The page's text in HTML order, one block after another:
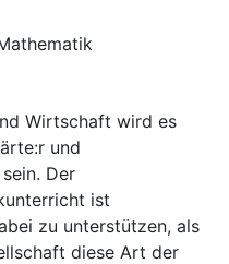
Wirtschaft wird es
und
Der
ist
zu unterstützen, als
diese Art der